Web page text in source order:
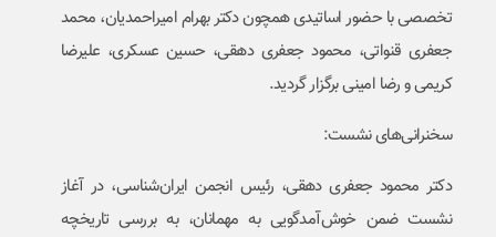
تخصصی با حضور اساتیدی همچون دکتر بهرام امیراحمدیان، محمد
جعفری قنواتی، محمود جعفری دهقی، حسین عسکری، علیرضا
کریمی و رضا امینی برگزار گردید.
سخنرانی‌های نشست:
دکتر محمود جعفری دهقی، رئیس انجمن ایران‌شناسی، در آغاز
نشست ضمن خوش‌آمدگویی به مهمانان، به بررسی تاریخچه